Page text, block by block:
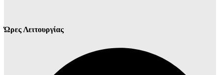
Ώρες Λειτουργίας